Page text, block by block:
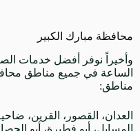
محافظة مبارك الكبير
وأخيراً نوفر أفضل خدمات
الساعة في جميع مناطق
مناطق:
العدان، القصور، القرين،
المسايل، أبو فطيرة، أبو